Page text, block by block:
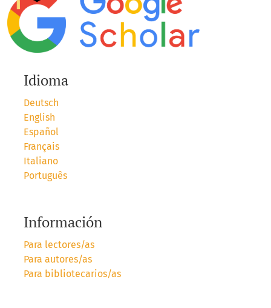
Idioma
Deutsch
English
Español
Français
Italiano
Português
Información
Para lectores/as
Para autores/as
Para bibliotecarios/as